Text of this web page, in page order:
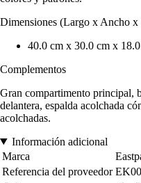
Dimensiones (Largo x Ancho x
40.0 cm x 30.0 cm x
Complementos
Gran compartimento principal,
delantera, espalda acolchada
acolchadas.
Información adicional
Marca
Referencia del proveedor